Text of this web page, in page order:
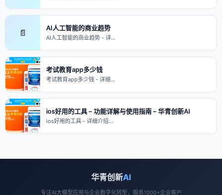
📄 AI人工智能的商业趋势
AI人工智能的商业趋势 - 详…
考试教育app多少钱
考试教育app多少钱 - 详细…
ios好用的工具 – 功能详解与使用指南 – 华青创新AI
ios好用的工具 - 详细介绍…
华青创新AI
专注AI大模型应用与企业数字化转型，服务1000+企业客户